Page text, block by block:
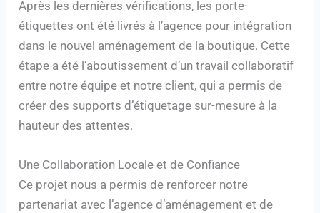
Après les dernières vérifications, les porte-
étiquettes ont été livrés à l’agence pour intégration
dans le nouvel aménagement de la boutique. Cette
étape a été l’aboutissement d’un travail collaboratif
entre notre équipe et notre client, qui a permis de
créer des supports d’étiquetage sur-mesure à la
hauteur des attentes.
Une Collaboration Locale et de Confiance
Ce projet nous a permis de renforcer notre
partenariat avec l’agence d’aménagement et de